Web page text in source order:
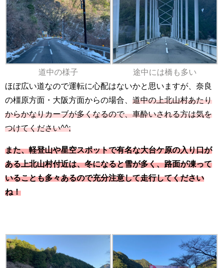
道中の様子
途中には橋も多い
ほぼ広い道なので運転に心配はないかと思いますが、奈良
の橿原方面・大阪方面からの場合、 道中の上北山村あたり
からかなりカーブが多くなるので、車酔いされる方は気を
つけてください^^;
また、軽登山や星空スポットで有名な大台ケ原の入り口が
ある上北山村付近は、冬になると雪が多く、路面が凍って
いることも多々あるので充分注意して走行してください
ね！